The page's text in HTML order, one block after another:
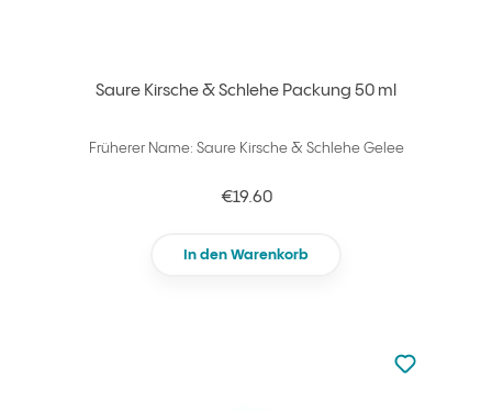
Saure Kirsche & Schlehe Packung 50 ml
Früherer Name: Saure Kirsche & Schlehe Gelee
€19.60
In den Warenkorb
zu den
zu Ihren